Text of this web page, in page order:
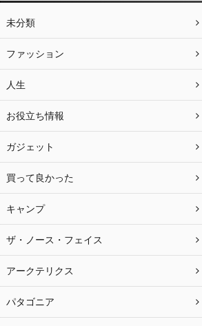
未分類
ファッション
人生
お役立ち情報
ガジェット
買って良かった
キャンプ
ザ・ノース・フェイス
アークテリクス
パタゴニア